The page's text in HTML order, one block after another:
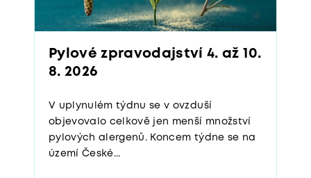
Pylové zpravodajství 4. až 10.
8. 2026
V uplynulém týdnu se v ovzduší
objevovalo celkově jen menší množství
pylových alergenů. Koncem týdne se na
území České...